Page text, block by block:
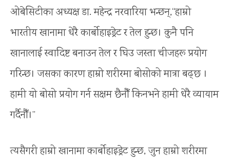
ओबेसिटीका अध्यक्ष डा. महेन्द्र नरवारिया भन्छन्,‘‘हाम्रो
भारतीय खानामा धेरै कार्बोहाइड्रेट र तेल हुन्छ। कुनै पनि
खानालाई स्वादिष्ट बनाउन तेल र घिउ जस्ता चीजहरू प्रयोग
गरिन्छ। जसका कारण हाम्रो शरीरमा बोसोको मात्रा बढ्छ ।
हामी यो बोसो प्रयोग गर्न सक्षम छैनौँ किनभने हामी धेरै व्यायाम
गर्दैनौँ।’’
त्यसैगरी हाम्रो खानामा कार्बोहाइड्रेट हुन्छ, जुन हाम्रो शरीरमा